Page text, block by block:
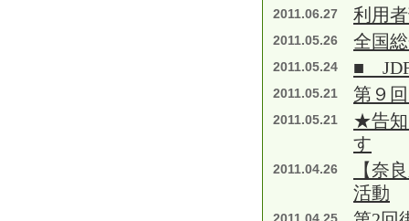
2011.06.27 利用
2011.05.26 全国
2011.05.24 ■
2011.05.21 第９
2011.05.21
★告知
す
2011.04.26
【奈
活動